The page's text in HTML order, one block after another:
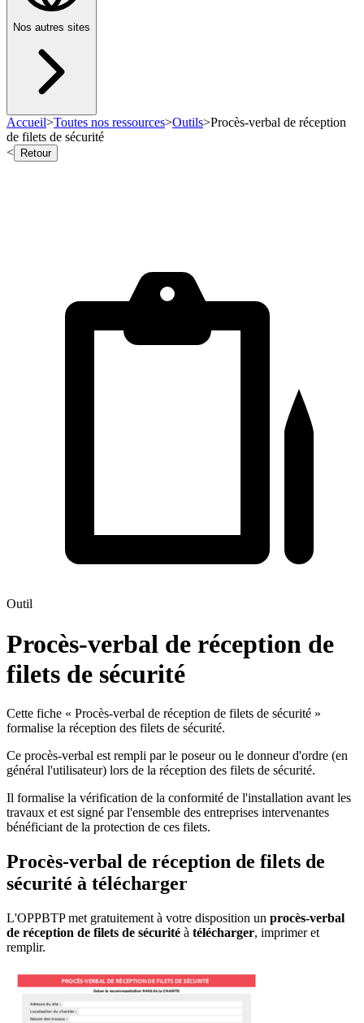
Nos autres sites
Accueil>Toutes nos ressources>Outils>Procès-verbal de réception
de filets de sécurité
<
Retour
Outil
Procès-verbal de réception de
filets de sécurité
Cette fiche « Procès-verbal de réception de filets de sécurité »
formalise la réception des filets de sécurité.
Ce procès-verbal est rempli par le poseur ou le donneur d'ordre (en
général l'utilisateur) lors de la réception des filets de sécurité.
Il formalise la vérification de la conformité de l'installation avant les
travaux et est signé par l'ensemble des entreprises intervenantes
bénéficiant de la protection de ces filets.
Procès-verbal de réception de filets de
sécurité à télécharger
L'OPPBTP met gratuitement à votre disposition un procès-verbal
de réception de filets de sécurité à télécharger, imprimer et
remplir.